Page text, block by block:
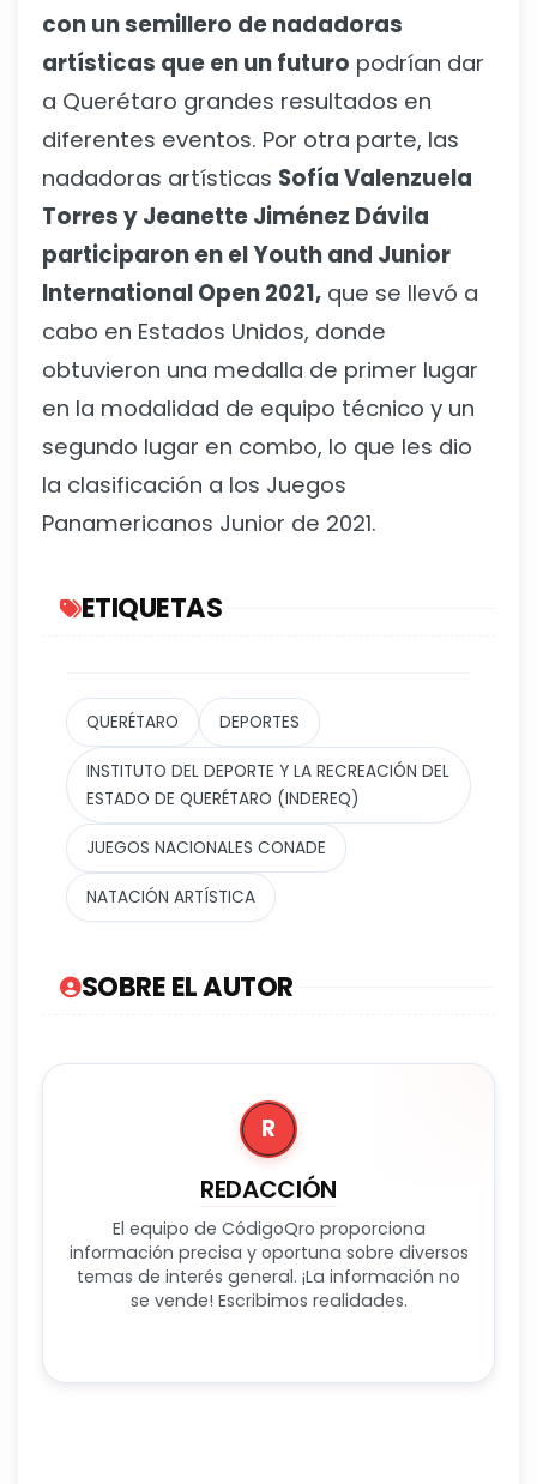
con un semillero de nadadoras
artísticas que en un futuro podrían dar
a Querétaro grandes resultados en
diferentes eventos. Por otra parte, las
nadadoras artísticas Sofía Valenzuela
Torres y Jeanette Jiménez Dávila
participaron en el Youth and Junior
International Open 2021, que se llevó a
cabo en Estados Unidos, donde
obtuvieron una medalla de primer lugar
en la modalidad de equipo técnico y un
segundo lugar en combo, lo que les dio
la clasificación a los Juegos
Panamericanos Junior de 2021.
ETIQUETAS
QUERÉTARO DEPORTES
INSTITUTO DEL DEPORTE Y LA RECREACIÓN DEL
ESTADO DE QUERÉTARO (INDEREQ)
JUEGOS NACIONALES CONADE
NATACIÓN ARTÍSTICA
SOBRE EL AUTOR
R
REDACCIÓN
El equipo de CódigoQro proporciona
información precisa y oportuna sobre diversos
temas de interés general. ¡La información no
se vende! Escribimos realidades.